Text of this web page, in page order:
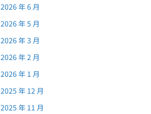
2026 年 6 月
2026 年 5 月
2026 年 3 月
2026 年 2 月
2026 年 1 月
2025 年 12 月
2025 年 11 月